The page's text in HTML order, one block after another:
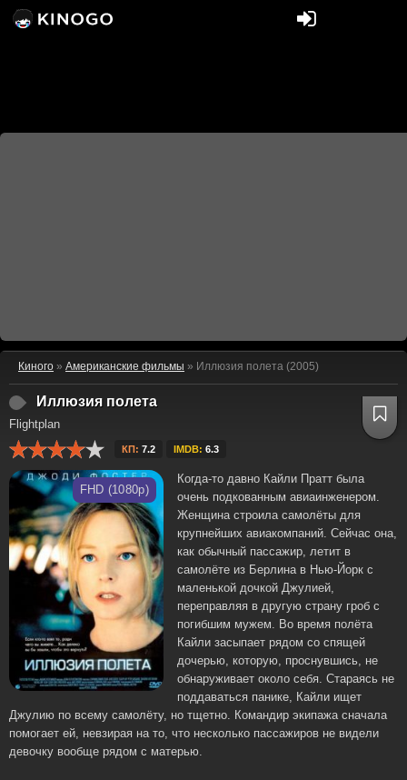
Киного » Американские фильмы » Иллюзия полета (2005)
Иллюзия полета
Flightplan
КП: 7.2 IMDB: 6.3
FHD (1080p)
Когда-то давно Кайли Пратт была
очень подкованным авиаинженером.
Женщина строила самолёты для
крупнейших авиакомпаний. Сейчас она,
как обычный пассажир, летит в
самолёте из Берлина в Нью-Йорк с
маленькой дочкой Джулией,
переправляя в другую страну гроб с
погибшим мужем. Во время полёта
Кайли засыпает рядом со спящей
дочерью, которую, проснувшись, не
обнаруживает около себя. Стараясь не
поддаваться панике, Кайли ищет
Джулию по всему самолёту, но тщетно. Командир экипажа сначала
помогает ей, невзирая на то, что несколько пассажиров не видели
девочку вообще рядом с матерью.